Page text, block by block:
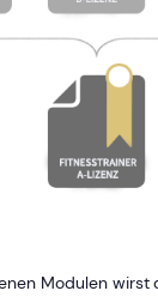
Modulen wirst